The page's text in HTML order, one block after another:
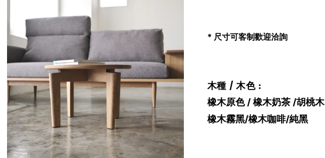
* 尺寸可客制歡迎洽詢
木種 / 木色:
橡木原色 / 橡木奶茶 /胡桃木
橡木霧黑/橡木咖啡/純黑